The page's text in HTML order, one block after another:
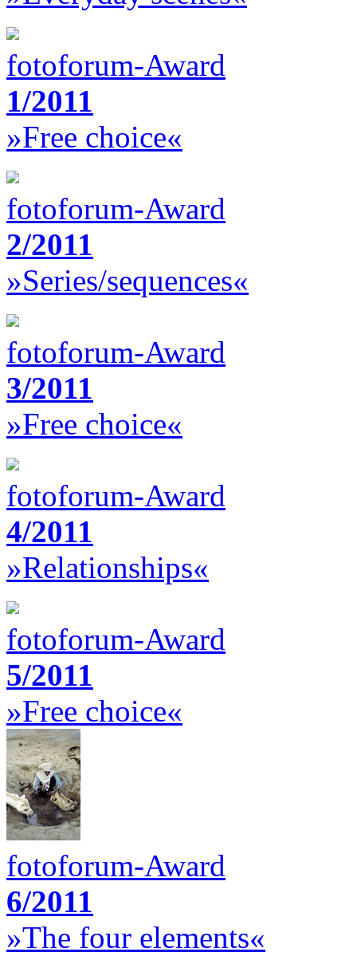
fotoforum-Award
1/2011
»Free choice«
fotoforum-Award
2/2011
»Series/sequences«
fotoforum-Award
3/2011
»Free choice«
fotoforum-Award
4/2011
»Relationships«
fotoforum-Award
5/2011
»Free choice«
fotoforum-Award
6/2011
»The four elements«